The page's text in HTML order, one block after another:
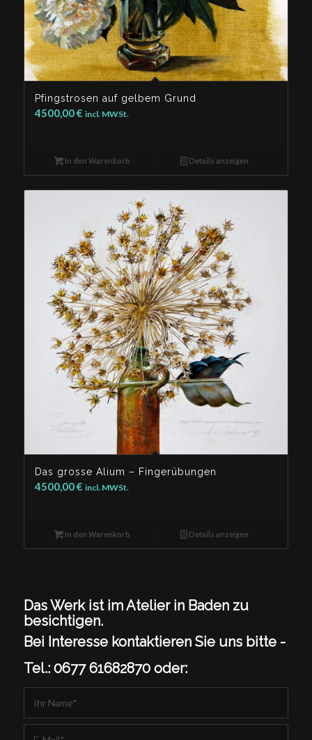
Pfingstrosen auf gelbem Grund
4500,00€ incl. MWSt.
In den Warenkorb Details anzeigen
Das grosse Alium – Fingerübungen
4500,00€ incl. MWSt.
In den Warenkorb Details anzeigen
Das Werk ist im Atelier in Baden zu
besichtigen.
Bei Interesse kontaktieren Sie uns bitte -
Tel.: 0677 61682870 oder: